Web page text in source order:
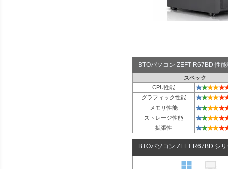
BTOパソコン ZEFT R67BD 性
スペック
CPU性能
★★★★★
グラフィック性能 ★★★★★
メモリ性能 ★★★★★
ストレージ性能 ★★★★★
拡張性 ★★★★★
BTOパソコン ZEFT R67BD シ